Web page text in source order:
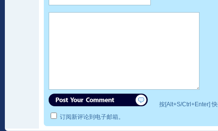
按[Alt+S/Ctrl+Enter]
订阅新评论到电子邮箱。